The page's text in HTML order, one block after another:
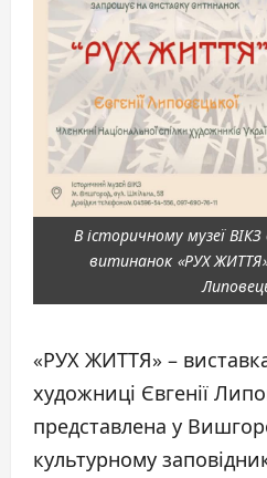
В історичному музеї
витинанок «РУХ ЖИТТЯ»
«РУХ ЖИТТЯ» –
художниці Євгенії
представлена у
культурному